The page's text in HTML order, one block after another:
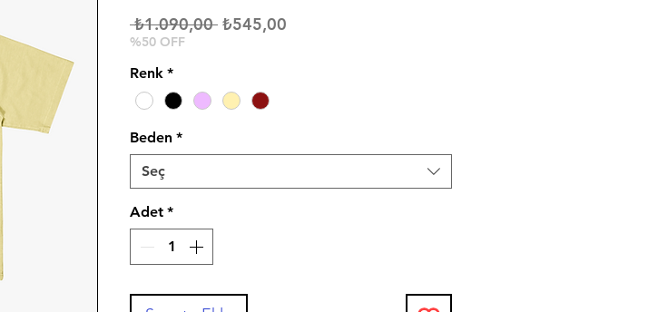
₺1.090,00 Normal
₺545,00
%50 OFF
Renk *
Beden *
Seç
Adet *